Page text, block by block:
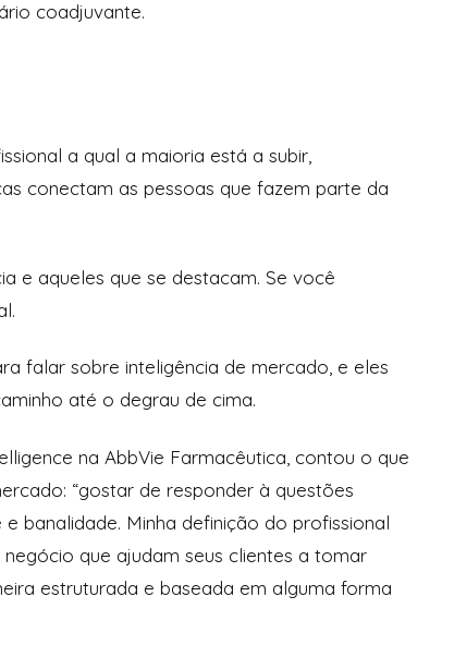
coadjuvante.
a qual a maioria está a subir,
conectam as pessoas que fazem parte da
e aqueles que se destacam. Se você
falar sobre inteligência de mercado, e eles
até o degrau de cima.
na AbbVie Farmacêutica, contou o que
“gostar de responder à questões
banalidade. Minha definição do profissional
que ajudam seus clientes a tomar
estruturada e baseada em alguma forma